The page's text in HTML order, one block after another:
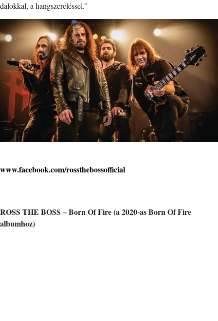
dalokkal, a hangszereléssel.”
www.facebook.com/rossthebossofficial
ROSS THE BOSS – Born Of Fire (a 2020-as Born Of Fire
albumhoz)